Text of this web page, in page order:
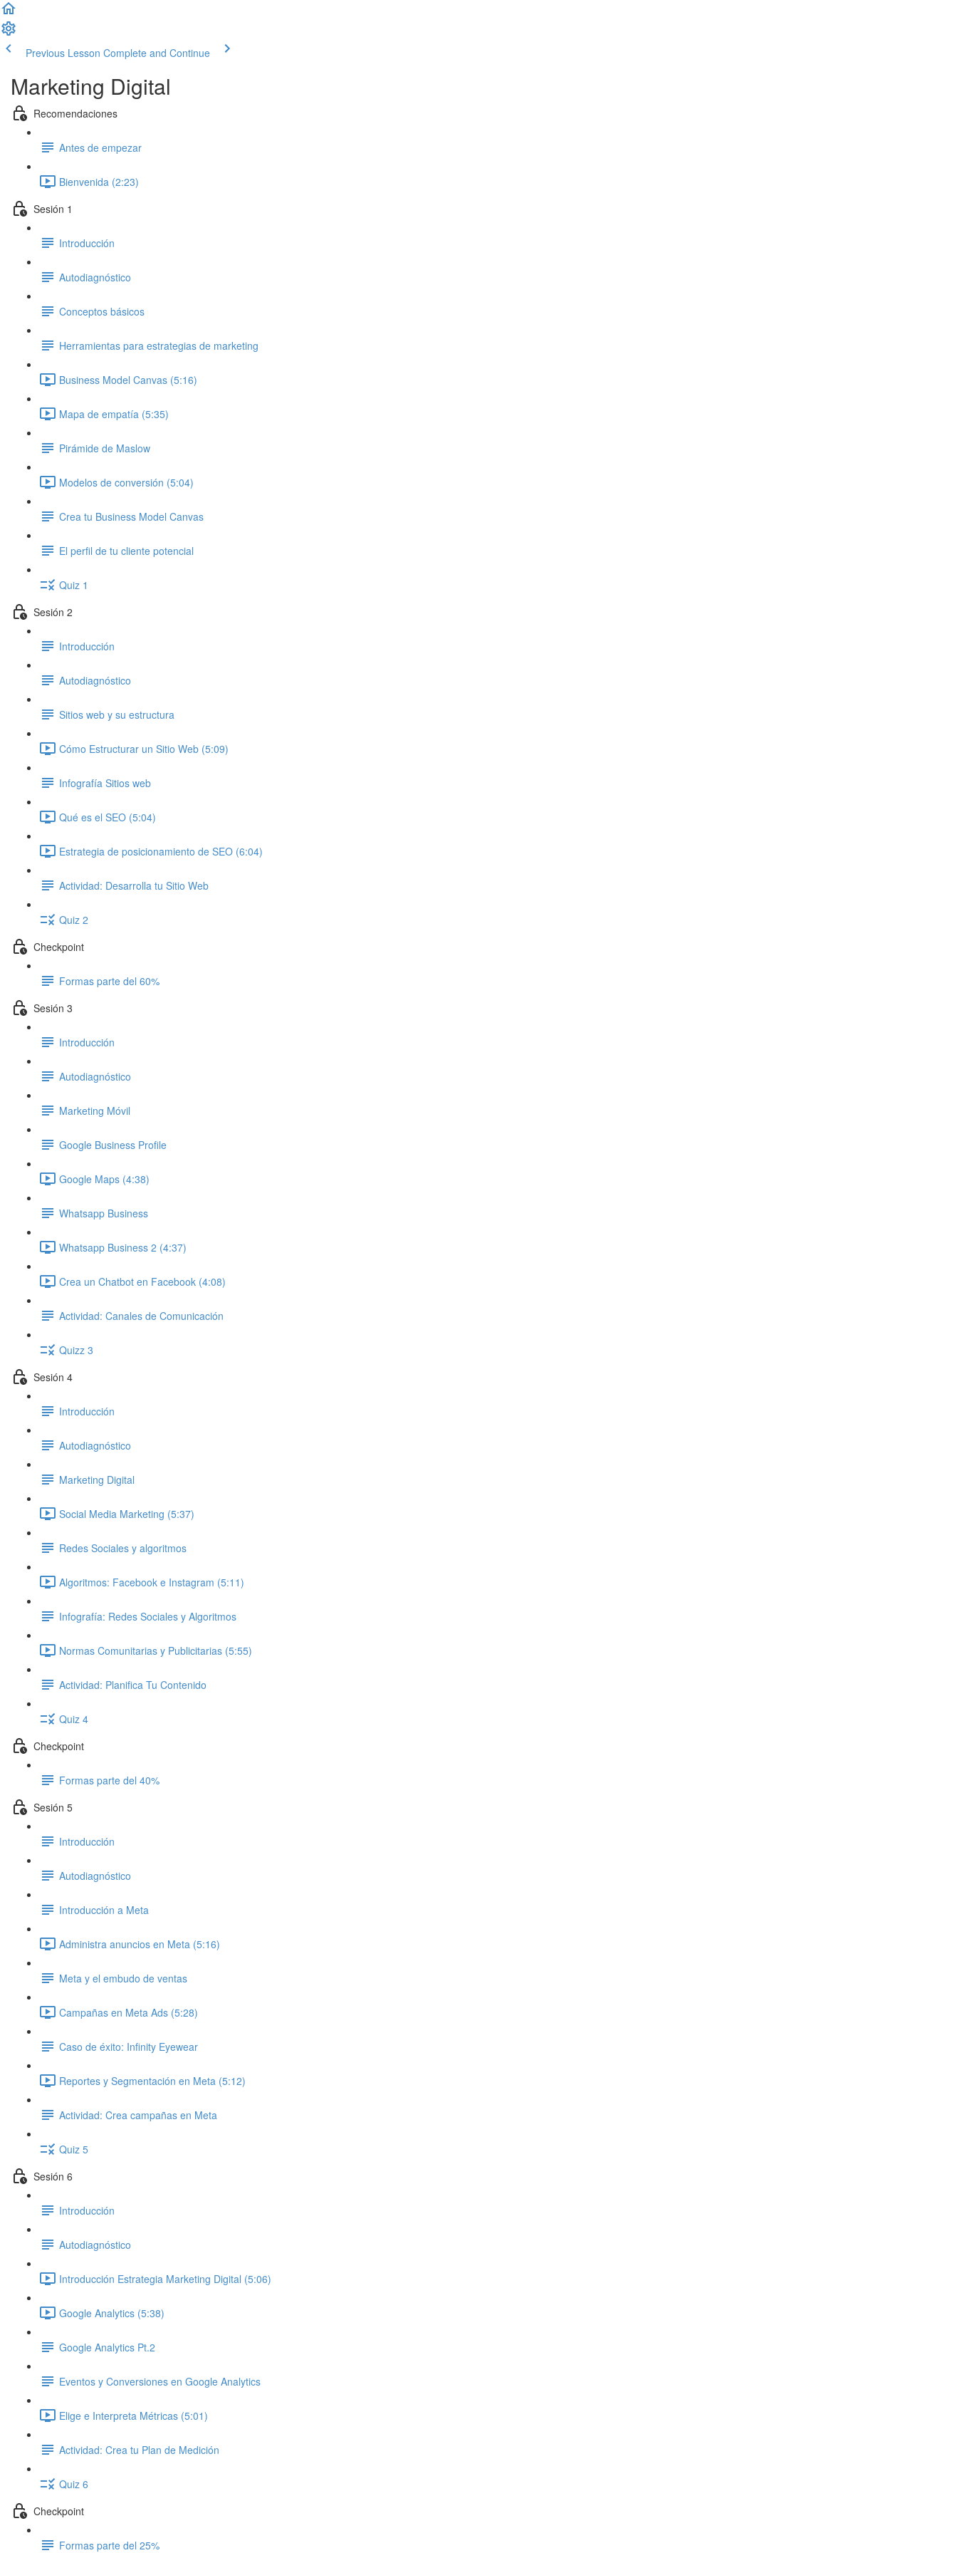
Previous Lesson Complete and Continue
Marketing Digital
Recomendaciones
Antes de empezar
Bienvenida (2:23)
Sesión 1
Introducción
Autodiagnóstico
Conceptos básicos
Herramientas para estrategias de marketing
Business Model Canvas (5:16)
Mapa de empatía (5:35)
Pirámide de Maslow
Modelos de conversión (5:04)
Crea tu Business Model Canvas
El perfil de tu cliente potencial
Quiz 1
Sesión 2
Introducción
Autodiagnóstico
Sitios web y su estructura
Cómo Estructurar un Sitio Web (5:09)
Infografía Sitios web
Qué es el SEO (5:04)
Estrategia de posicionamiento de SEO (6:04)
Actividad: Desarrolla tu Sitio Web
Quiz 2
Checkpoint
Formas parte del 60%
Sesión 3
Introducción
Autodiagnóstico
Marketing Móvil
Google Business Profile
Google Maps (4:38)
Whatsapp Business
Whatsapp Business 2 (4:37)
Crea un Chatbot en Facebook (4:08)
Actividad: Canales de Comunicación
Quizz 3
Sesión 4
Introducción
Autodiagnóstico
Marketing Digital
Social Media Marketing (5:37)
Redes Sociales y algoritmos
Algoritmos: Facebook e Instagram (5:11)
Infografía: Redes Sociales y Algoritmos
Normas Comunitarias y Publicitarias (5:55)
Actividad: Planifica Tu Contenido
Quiz 4
Checkpoint
Formas parte del 40%
Sesión 5
Introducción
Autodiagnóstico
Introducción a Meta
Administra anuncios en Meta (5:16)
Meta y el embudo de ventas
Campañas en Meta Ads (5:28)
Caso de éxito: Infinity Eyewear
Reportes y Segmentación en Meta (5:12)
Actividad: Crea campañas en Meta
Quiz 5
Sesión 6
Introducción
Autodiagnóstico
Introducción Estrategia Marketing Digital (5:06)
Google Analytics (5:38)
Google Analytics Pt.2
Eventos y Conversiones en Google Analytics
Elige e Interpreta Métricas (5:01)
Actividad: Crea tu Plan de Medición
Quiz 6
Checkpoint
Formas parte del 25%